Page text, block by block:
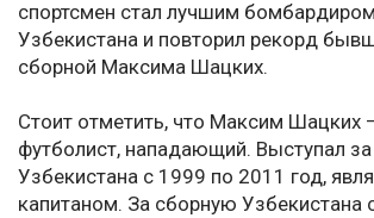
спортсмен стал лучшим
Узбекистана и повторил рекорд
сборной Максима Шацких.
Стоит отметить, что Максим Шацких
футболист, нападающий. Выступал
Узбекистана с 1999 по 2011 год,
капитаном. За сборную Узбекистана